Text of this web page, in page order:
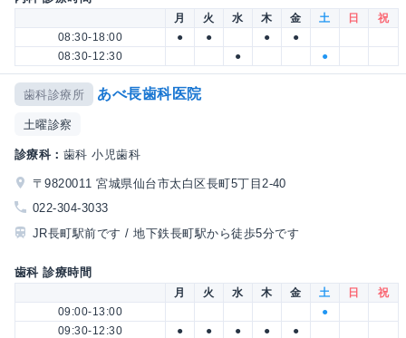
月 火 水 木 金 土 日
祝
08:30-18:00
● ● ●
●
08:30-12:30
● ●
歯科診療所 あべ長歯科医院
土曜診察
診療科： 歯科 小児歯科
〒9820011 宮城県仙台市太白区長町5丁目2-40
022-304-3033
JR長町駅前です / 地下鉄長町駅から徒歩5分です
歯科 診療時間
月 火 水 木 金 土 日
祝
09:00-13:00
●
09:30-12:30
● ● ● ●
●